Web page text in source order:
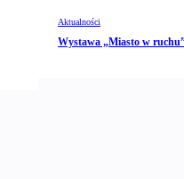
Aktualności
Wystawa „Miasto w